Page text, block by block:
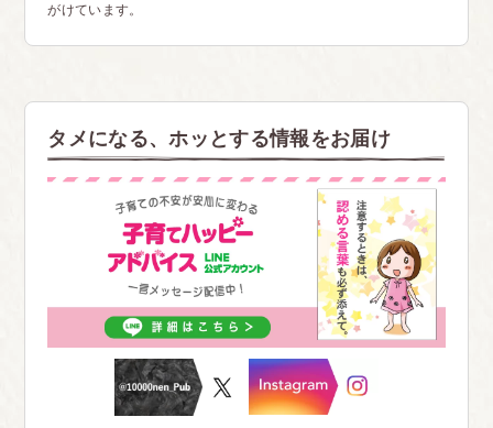
卒業式の時、友達がツーブロだけでその場坊主にさ
れた。
も式に参列しても良かったのに、突然学校側から入
るな!!と言われた。
今までの先輩達の代では良かったのに。
生徒の模範になる以前に校則全てのルールを明確に
し、その範囲内での髪の長さや処罰を教えて貰えれ
ばこんな事にならなかったのにと常々思っていま
自分は学校側に信頼されていたので、米田さんのシ
がけています。
タメになる、ホッとする情報をお届け